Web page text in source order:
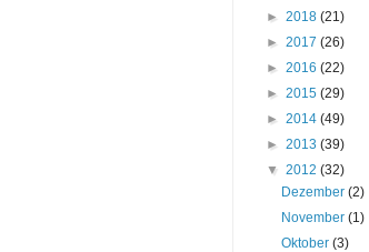
► 2018 (21)
► 2017 (26)
► 2016 (22)
► 2015 (29)
► 2014 (49)
► 2013 (39)
▼ 2012 (32)
Dezember(2)
November(1)
Oktober(3)